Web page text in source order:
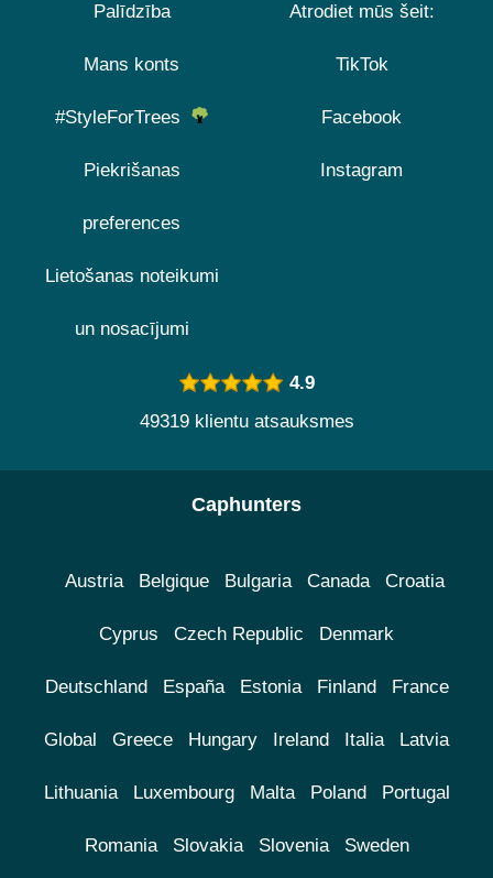
Palīdzība
Mans konts
#StyleForTrees
Piekrišanas
preferences
Lietošanas noteikumi
un nosacījumi
Atrodiet mūs šeit:
TikTok
Facebook
Instagram
4.9
49319 klientu atsauksmes
Caphunters
Austria Belgique Bulgaria Canada Croatia
Cyprus Czech Republic Denmark
Deutschland España Estonia Finland France
Global Greece Hungary Ireland Italia Latvia
Lithuania Luxembourg Malta Poland Portugal
Romania Slovakia Slovenia Sweden